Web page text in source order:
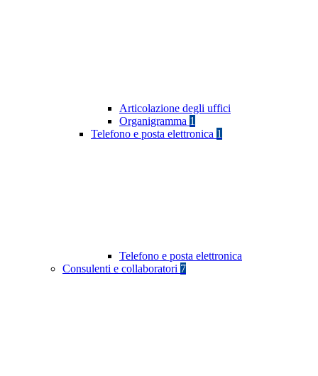
Articolazione degli uffici
Organigramma 1
Telefono e posta elettronica 1
Telefono e posta elettronica
Consulenti e collaboratori 7